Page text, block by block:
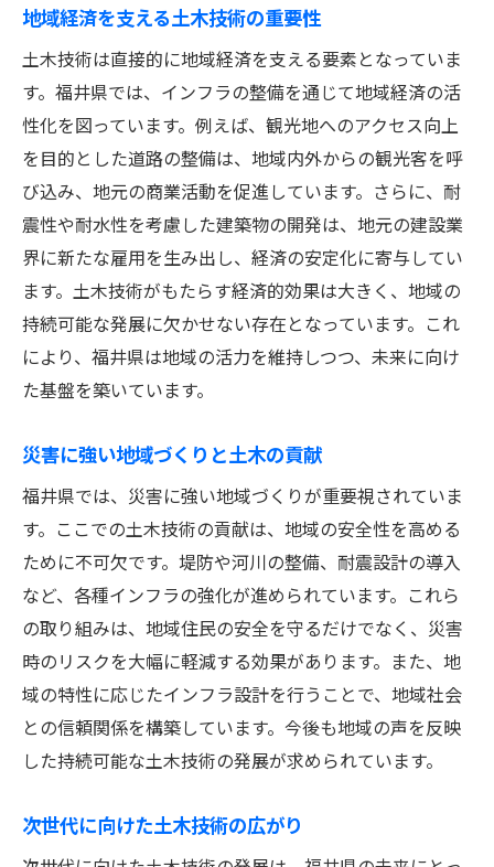
地域の絆を深める土木活動
住民と共に未来を築く土木の力
土木技術と地域住民が紡ぐ共創の物語
土木技術の進化と住民の変革力
地域の声を反映した土木事例
共創が生み出す地域の価値
土木と住民が共に描く未来像
成功事例から学ぶ共創の教訓
地域の夢を実現する土木の力
福井県で実現する持続可能な成長と土木の挑戦
持続可能な地域発展への土木の貢献
未来を支える土木の新しい挑戦
持続可能なインフラづくりの実現
福井県の成長を支える土木の役割
社会課題に挑む土木技術の可能性
地域経済を支える土木技術の重要性
土木技術は直接的に地域経済を支える要素となっていま
す。福井県では、インフラの整備を通じて地域経済の活
性化を図っています。例えば、観光地へのアクセス向上
を目的とした道路の整備は、地域内外からの観光客を呼
び込み、地元の商業活動を促進しています。さらに、耐
震性や耐水性を考慮した建築物の開発は、地元の建設業
界に新たな雇用を生み出し、経済の安定化に寄与してい
ます。土木技術がもたらす経済的効果は大きく、地域の
持続可能な発展に欠かせない存在となっています。これ
により、福井県は地域の活力を維持しつつ、未来に向け
た基盤を築いています。
災害に強い地域づくりと土木の貢献
福井県では、災害に強い地域づくりが重要視されていま
す。ここでの土木技術の貢献は、地域の安全性を高める
ために不可欠です。堤防や河川の整備、耐震設計の導入
など、各種インフラの強化が進められています。これら
の取り組みは、地域住民の安全を守るだけでなく、災害
時のリスクを大幅に軽減する効果があります。また、地
域の特性に応じたインフラ設計を行うことで、地域社会
との信頼関係を構築しています。今後も地域の声を反映
した持続可能な土木技術の発展が求められています。
次世代に向けた土木技術の広がり